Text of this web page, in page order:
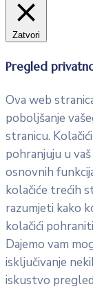
Zatvori
Pregled
Ova web
poboljšanje
stranicu.
pohranjuju u
osnovnih
kolačiće trećih
razumjeti kako
kolačići
Dajemo vam
isključivanje
iskustvo